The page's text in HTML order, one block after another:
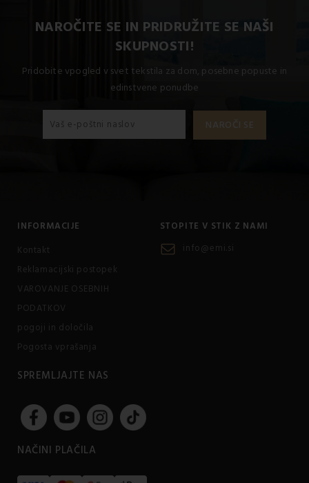
NAROČITE SE IN PRIDRUŽITE SE NAŠI
SKUPNOSTI!
Pridobite vpogled v svet tekstila za dom, posebne popuste in
edinstvene ponudbe
INFORMACIJE
Kontakt
Reklamacijski postopek
VAROVANJE OSEBNIH
PODATKOV
pogoji in določila
Pogosta vprašanja
STOPITE V STIK Z NAMI
info@emi.si
SPREMLJAJTE NAS
NAČINI PLAČILA